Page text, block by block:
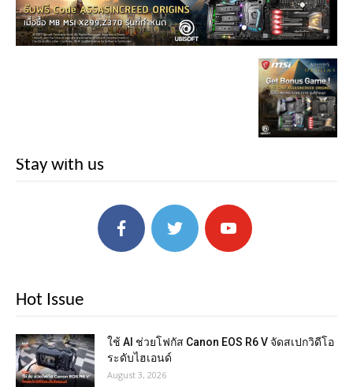
Stay with us
Hot Issue
ใช้ AI ช่วยโฟกัส Canon EOS R6 V จัดสเปกวิดีโอ
ระดับไฮเอนด์
August 3, 2026